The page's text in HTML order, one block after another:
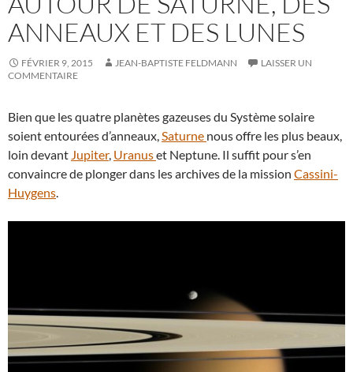
ANNEAUX ET DES LUNES
FÉVRIER 9, 2015 JEAN-BAPTISTE FELDMANN
LAISSER UN
COMMENTAIRE
Bien que les quatre planètes gazeuses du Système solaire
soient entourées d’anneaux,Saturne nous offre les plus beaux,
loin devant Jupiter, Uranuset Neptune. Il suffit pour s’en
convaincre de plonger dans les archives de la mission Cassini-
Huygens.